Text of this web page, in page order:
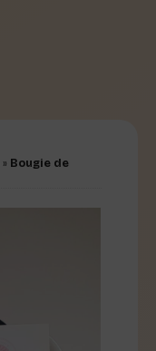
» Bougie de